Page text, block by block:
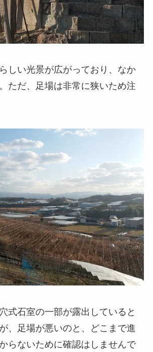
しい光景が広がっており、なか
ただ、足場は非常に狭いため注
式石室の一部が露出していると
、足場が悪いのと、どこまで進
らないために確認はしませんで